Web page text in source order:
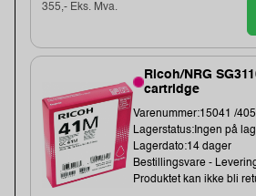
355,- Eks. Mva.
Ricoh/NRG
cartridge
Varenummer:15041 /
Lagerstatus:Ingen på
Lagerdato:14 dager
Bestillingsvare -
Produktet kan ikke bli